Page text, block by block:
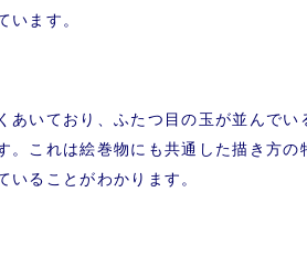
います。
あいており、ふたつ目の玉が並んで
。これは絵巻物にも共通した描き方の
いることがわかります。